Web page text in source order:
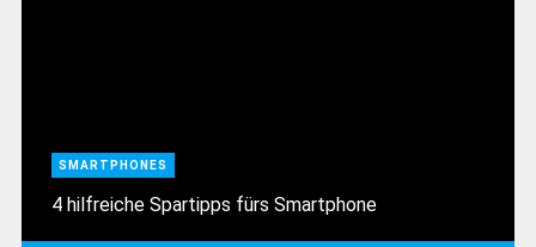
SMARTPHONES
4 hilfreiche Spartipps fürs Smartphone